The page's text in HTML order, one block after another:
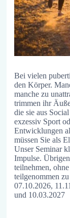
Bei vielen
den Körper.
manche zu
trimmen ihr
die sie aus
exzessiv Sport
Entwicklungen
müssen Sie als
Unser Seminar
Impulse.
teilnehmen,
teilgenommen
07.10.2026,
und 10.03.2027